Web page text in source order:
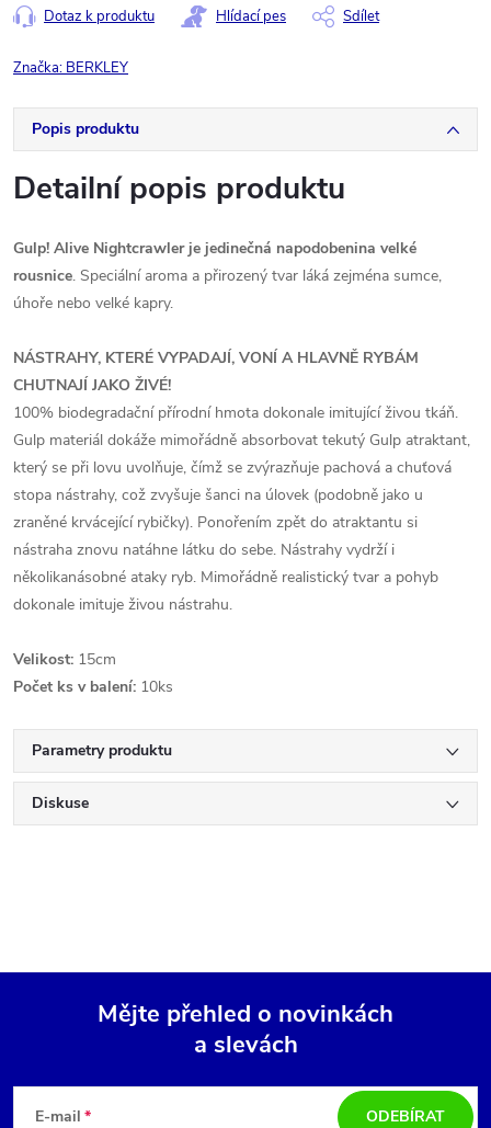
Dotaz k produktu Hlídací pes Sdílet
Značka: BERKLEY
Popis produktu
Detailní popis produktu
Gulp! Alive Nightcrawler je jedinečná napodobenina velké
rousnice. Speciální aroma a přirozený tvar láká zejména sumce,
úhoře nebo velké kapry.
NÁSTRAHY, KTERÉ VYPADAJÍ, VONÍ A HLAVNĚ RYBÁM
CHUTNAJÍ JAKO ŽIVÉ!
100% biodegradační přírodní hmota dokonale imitující živou tkáň.
Gulp materiál dokáže mimořádně absorbovat tekutý Gulp atraktant,
který se při lovu uvolňuje, čímž se zvýrazňuje pachová a chuťová
stopa nástrahy, což zvyšuje šanci na úlovek (podobně jako u
zraněné krvácející rybičky). Ponořením zpět do atraktantu si
nástraha znovu natáhne látku do sebe. Nástrahy vydrží i
několikanásobné ataky ryb. Mimořádně realistický tvar a pohyb
dokonale imituje živou nástrahu.
Velikost: 15cm
Počet ks v balení: 10ks
Parametry produktu
Diskuse
Mějte přehled o novinkách
a slevách
E-mail ODEBÍRAT